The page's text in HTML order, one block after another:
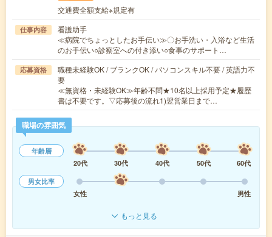
交通費全額支給※規定有
仕事内容
看護助手
≪病院でちょっとしたお手伝い≫〇お手洗い・入浴など生活
のお手伝い○診察室への付き添い○食事のサポート…
応募資格
職種未経験OK / ブランクOK / パソコンスキル不要 / 英語力不
要
≪無資格・未経験OK≫年齢不問★10名以上採用予定★履歴
書は不要です。▽応募後の流れ1)翌営業日まで…
職場の雰囲気
年齢層
20代
30代 40代 50代
60代
男女比率
女性
男性
もっと見る